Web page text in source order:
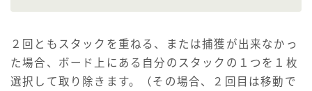
２回ともスタックを重ねる、または捕獲が出来なかっ
た場合、ボード上にある自分のスタックの１つを１枚
選択して取り除きます。（その場合、２回目は移動で